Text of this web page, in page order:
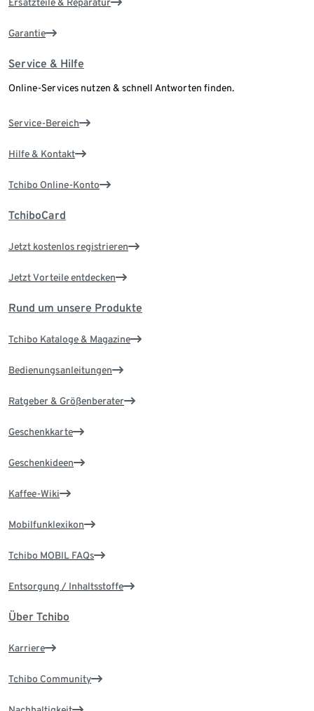
Ersatzteile & Reparatur
Garantie
Service & Hilfe
Online-Services nutzen & schnell Antworten finden.
Service-Bereich
Hilfe & Kontakt
Tchibo Online-Konto
TchiboCard
Jetzt kostenlos registrieren
Jetzt Vorteile entdecken
Rund um unsere Produkte
Tchibo Kataloge & Magazine
Bedienungsanleitungen
Ratgeber & Größenberater
Geschenkkarte
Geschenkideen
Kaffee-Wiki
Mobilfunklexikon
Tchibo MOBIL FAQs
Entsorgung / Inhaltsstoffe
Über Tchibo
Karriere
Tchibo Community